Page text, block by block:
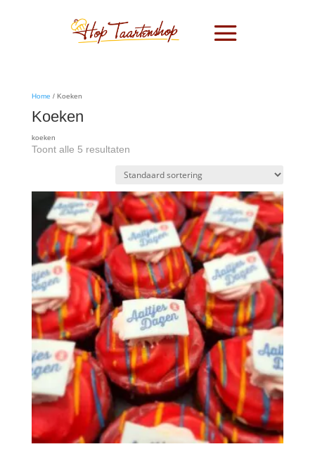
Home / Koeken
Koeken
koeken
Toont alle 5 resultaten